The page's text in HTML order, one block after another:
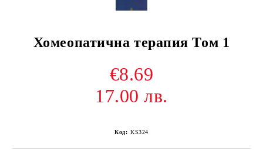
Хомеопатична терапия Том 1
€8.69
17.00 лв.
Код: KS324